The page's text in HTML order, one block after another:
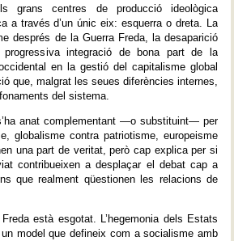
grans centres de producció ideològica
a través d’un únic eix: esquerra o dreta. La
després de la Guerra Freda, la desaparició
integració de bona part de la
en la gestió del capitalisme global
que, malgrat les seues diferències internes,
del sistema.
anat complementant —o substituint— per
globalisme contra patriotisme, europeisme
una part de veritat, però cap explica per si
contribueixen a desplaçar el debat cap a
que realment qüestionen les relacions de
està esgotat. L’hegemonia dels Estats
model que defineix com a socialisme amb